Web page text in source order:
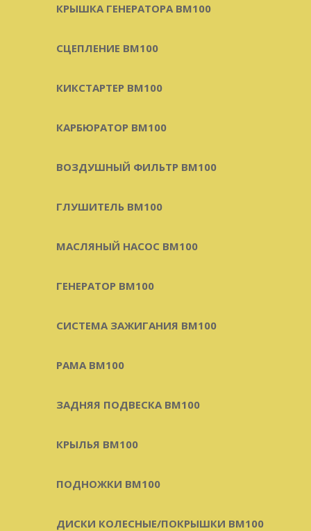
КРЫШКА ГЕНЕРАТОРА BM100
СЦЕПЛЕНИЕ BM100
КИКСТАРТЕР BM100
КАРБЮРАТОР BM100
ВОЗДУШНЫЙ ФИЛЬТР BM100
ГЛУШИТЕЛЬ BM100
МАСЛЯНЫЙ НАСОС BM100
ГЕНЕРАТОР BM100
СИСТЕМА ЗАЖИГАНИЯ BM100
РАМА BM100
ЗАДНЯЯ ПОДВЕСКА BM100
КРЫЛЬЯ BM100
ПОДНОЖКИ BM100
ДИСКИ КОЛЕСНЫЕ/ПОКРЫШКИ BM100